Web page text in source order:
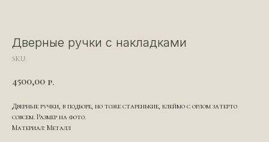
Дверные ручки с накладками
SKU:
4500,00 р.
Дверные ручки, в подборе, но тоже старенькие, клеймо с орлом затерто
совсем. Размер на фото.
Материал: Металл